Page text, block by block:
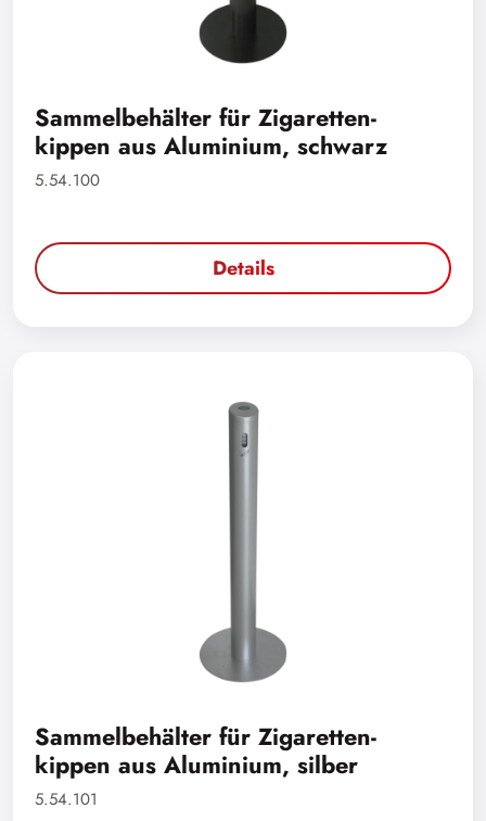
Sammelbehälter für Zigaretten-
kippen aus Aluminium, schwarz
5.54.100
Details
Sammelbehälter für Zigaretten-
kippen aus Aluminium, silber
5.54.101